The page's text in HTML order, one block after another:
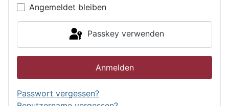
Angemeldet bleiben
Passkey verwenden
Anmelden
Passwort vergessen?